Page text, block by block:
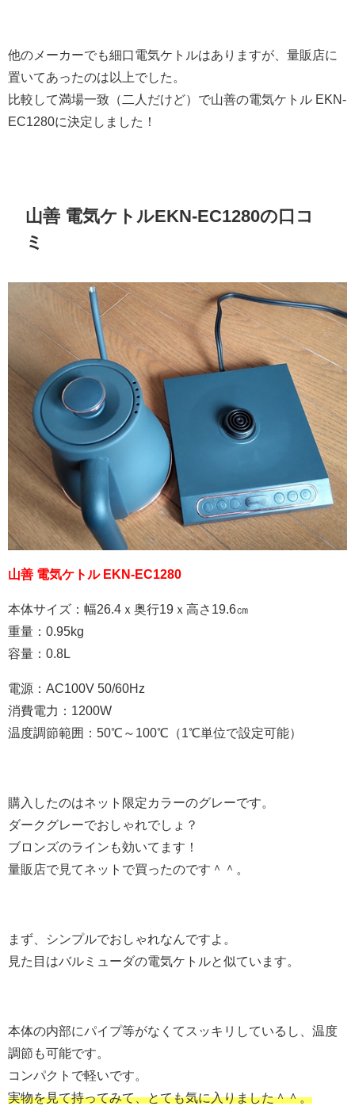
他のメーカーでも細口電気ケトルはありますが、量販店に
置いてあったのは以上でした。
比較して満場一致（二人だけど）で山善の電気ケトル EKN-
EC1280に決定しました！
山善 電気ケトルEKN-EC1280の口コ
ミ
山善 電気ケトル EKN-EC1280
本体サイズ：幅26.4ｘ奥行19ｘ高さ19.6㎝
重量：0.95kg
容量：0.8L
電源：AC100V 50/60Hz
消費電力：1200W
温度調節範囲：50℃～100℃（1℃単位で設定可能）
購入したのはネット限定カラーのグレーです。
ダークグレーでおしゃれでしょ？
ブロンズのラインも効いてます！
量販店で見てネットで買ったのです＾＾。
まず、シンプルでおしゃれなんですよ。
見た目はバルミューダの電気ケトルと似ています。
本体の内部にパイプ等がなくてスッキリしているし、温度
調節も可能です。
コンパクトで軽いです。
実物を見て持ってみて、とても気に入りました＾＾。